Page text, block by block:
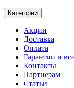
Категории
Акции
Доставка
Оплата
Гарантии и
Контакты
Партнерам
Статьи